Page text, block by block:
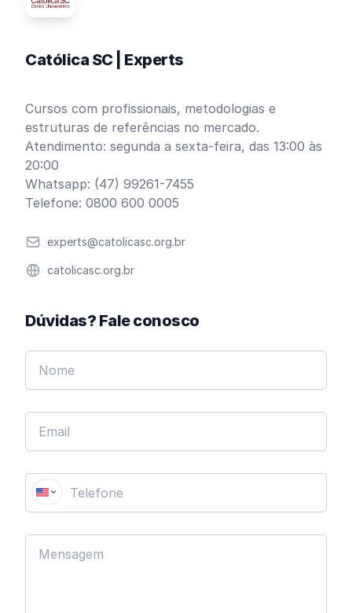
Católica SC | Experts
Cursos com profissionais, metodologias e
estruturas de referências no mercado.
Atendimento: segunda a sexta-feira, das 13:00 às
20:00
Whatsapp: (47) 99261-7455
Telefone: 0800 600 0005
Emailexperts@catolicasc.org.br
Websitecatolicasc.org.br
Dúvidas? Fale conosco